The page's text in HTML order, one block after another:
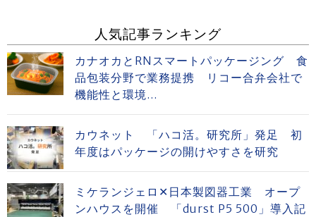
人気記事ランキング
カナオカとRNスマートパッケージング 食
品包装分野で業務提携 リコー合弁会社で
機能性と環境...
カウネット 「ハコ活。研究所」発足 初
年度はパッケージの開けやすさを研究
ミケランジェロ✕日本製図器工業 オープ
ンハウスを開催 「durst P5 500」導入記